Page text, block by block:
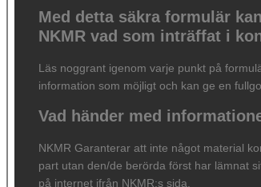
Med detta säkra formulär
NKMR vad som inträffat i
Läs noggrant igenom varje punkt på
information som möjligt och kan ge en
Vad händer med
NKMR Garanterar att inte något material
part utan den/de berörda först har lämnat
på internet ifrån NKMR:s sida.